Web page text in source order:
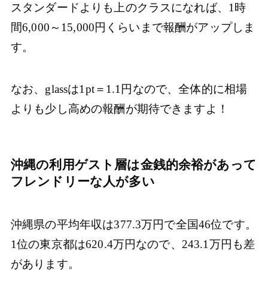
スタンダードよりも上のクラスになれば、1時
間6,000～15,000円くらいまで報酬がアップしま
す。
なお、glassは1pt＝1.1円なので、全体的に相場
よりも少し高めの報酬が期待できますよ！
沖縄の利用ゲスト層は金銭的余裕があって
フレンドリーな人が多い
沖縄県の平均年収は377.3万円で全国46位です。
1位の東京都は620.4万円なので、243.1万円も差
があります。